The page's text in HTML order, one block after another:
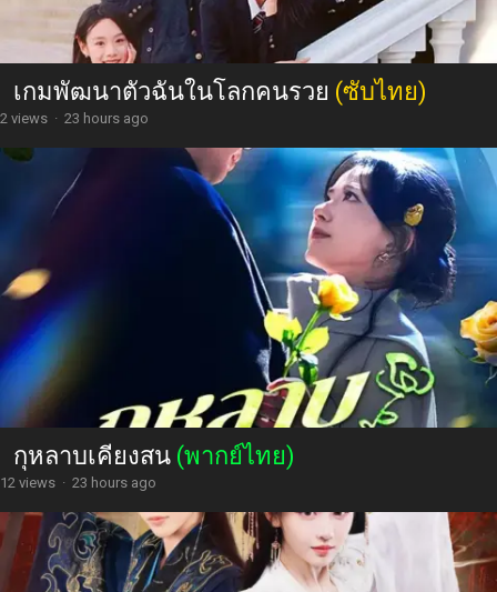
เกมพัฒนาตัวฉันในโลกคนรวย (ซับไทย)
2 views · 23 hours ago
กุหลาบเคียงสน (พากย์ไทย)
12 views · 23 hours ago